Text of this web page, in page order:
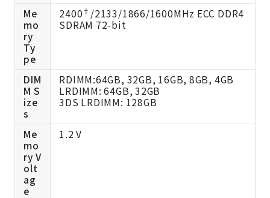
Me
mo
ry
Ty
pe
2400 † /2133/1866/1600MHz ECC DDR4
SDRAM 72-bit
DIM
M S
ize
s
RDIMM:64GB, 32GB, 16GB, 8GB, 4GB
LRDIMM: 64GB, 32GB
3DS LRDIMM: 128GB
Me
mo
ry V
olt
ag
e
1.2 V